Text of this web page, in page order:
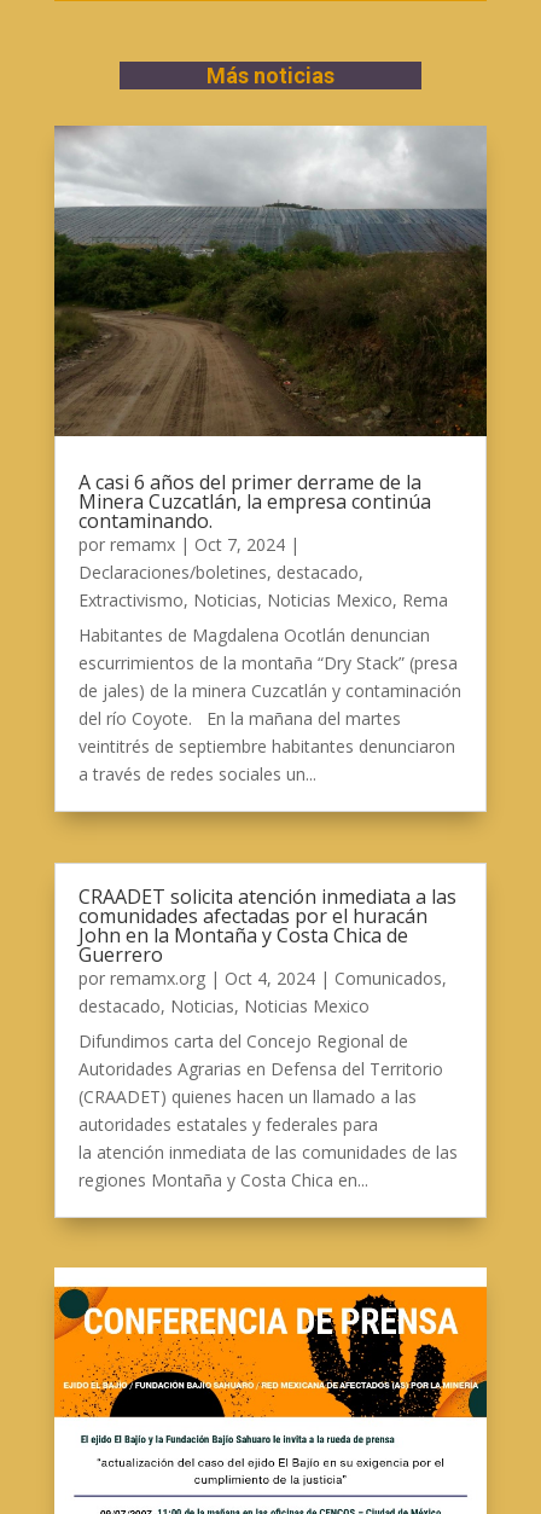
Más noticias
A casi 6 años del primer derrame de la
Minera Cuzcatlán, la empresa continúa
contaminando.
por remamx| Oct 7, 2024|
Declaraciones/boletines, destacado,
Extractivismo, Noticias, Noticias Mexico, Rema
Habitantes de Magdalena Ocotlán denuncian
escurrimientos de la montaña “Dry Stack” (presa
de jales) de la minera Cuzcatlán y contaminación
del río Coyote. En la mañana del martes
veintitrés de septiembre habitantes denunciaron
a través de redes sociales un...
CRAADET solicita atención inmediata a las
comunidades afectadas por el huracán
John en la Montaña y Costa Chica de
Guerrero
por remamx.org| Oct 4, 2024| Comunicados,
destacado, Noticias, Noticias Mexico
Difundimos carta del Concejo Regional de
Autoridades Agrarias en Defensa del Territorio
(CRAADET) quienes hacen un llamado a las
autoridades estatales y federales para
la atención inmediata de las comunidades de las
regiones Montaña y Costa Chica en...